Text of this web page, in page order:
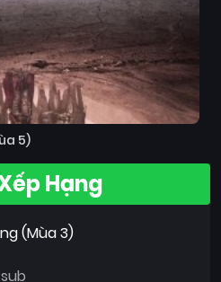
5)
Hạng
(Mùa 3)